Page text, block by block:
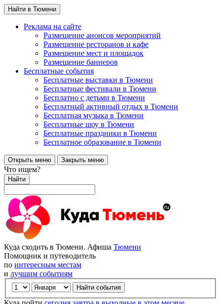
Найти в Тюмени
Реклама на сайте
Размещение анонсов мероприятий
Размещение ресторанов и кафе
Размещение мест и площадок
Размещение баннеров
Бесплатные события
Бесплатные выставки в Тюмени
Бесплатные фестивали в Тюмени
Бесплатно с детьми в Тюмени
Бесплатный активный отдых в Тюмени
Бесплатная музыка в Тюмени
Бесплатные шоу в Тюмени
Бесплатные праздники в Тюмени
Бесплатное образование в Тюмени
Открыть меню Закрыть меню
Что ищем?
Найти
Куда сходить в Тюмени. Афиша Тюмени
Помощник и путеводитель
по интересным местам
и лучшим событиям